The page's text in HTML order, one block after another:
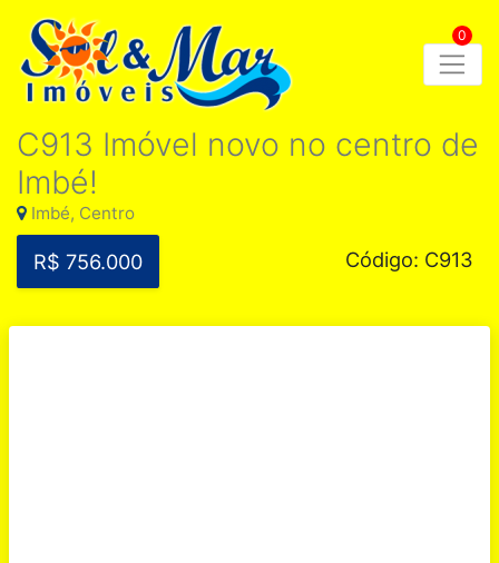
0
C913 Imóvel novo no centro de
Imbé!
Imbé, Centro
Código: C913
R$ 756.000